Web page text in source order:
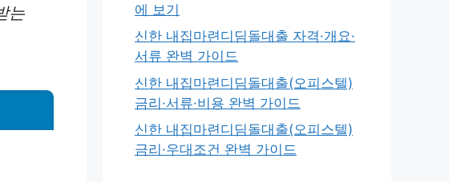
는
에 보기
신한 내집마련디딤돌대출 자격·개요·
서류 완벽 가이드
신한 내집마련디딤돌대출(오피스텔)
금리·서류·비용 완벽 가이드
신한 내집마련디딤돌대출(오피스텔)
금리·우대조건 완벽 가이드